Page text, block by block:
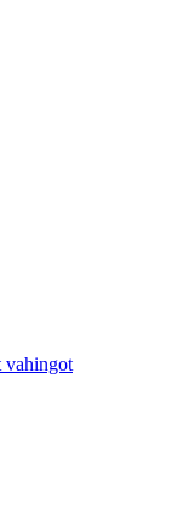
vahingot